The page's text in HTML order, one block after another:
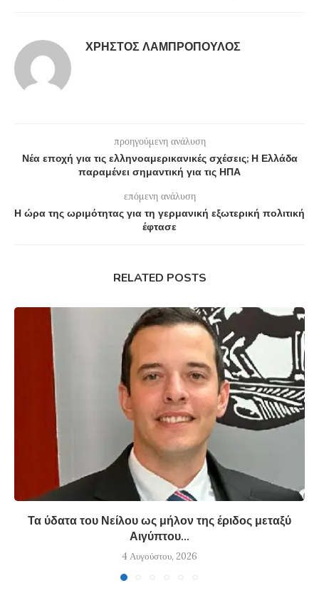
ΧΡΉΣΤΟΣ ΛΑΜΠΡΌΠΟΥΛΟΣ
προηγούμενη ανάλυση
Νέα εποχή για τις ελληνοαμερικανικές σχέσεις; Η Ελλάδα
παραμένει σημαντική για τις ΗΠΑ
επόμενη ανάλυση
Η ώρα της ωριμότητας για τη γερμανική εξωτερική πολιτική
έφτασε
RELATED POSTS
Τα ύδατα του Νείλου ως μήλον της έριδος μεταξύ
Αιγύπτου...
4 Αυγούστου, 2026